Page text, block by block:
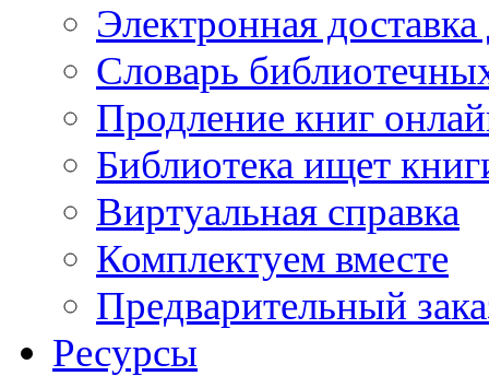
Электронная
Словарь
Продление книг
Библиотека ищет
Виртуальная справка
Комплектуем вместе
Предварительный
Ресурсы